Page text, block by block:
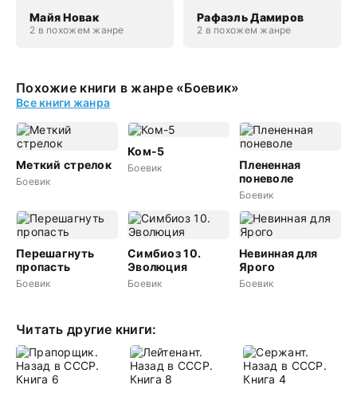
Майя Новак
2 в похожем жанре
Рафаэль Дамиров
2 в похожем жанре
Похожие книги в жанре «Боевик»
Все книги жанра
Меткий стрелок
Боевик
Ком-5
Боевик
Плененная
поневоле
Боевик
Перешагнуть
пропасть
Боевик
Симбиоз 10.
Эволюция
Боевик
Невинная для
Ярого
Боевик
Читать другие книги: